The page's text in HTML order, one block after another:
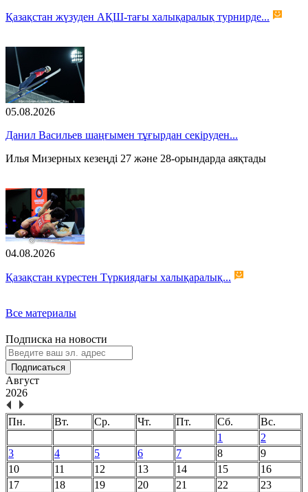
Қазақстан жүзуден АҚШ-тағы халықаралық турнирде...
05.08.2026
Данил Васильев шаңғымен тұғырдан секіруден...
Илья Мизерных кезеңді 27 және 28-орындарда аяқтады
04.08.2026
Қазақстан күрестен Түркиядағы халықаралық...
Все материалы
Подписка на новости
Подписаться
Август
2026
Пн. Вт. Ср. Чт. Пт. Сб.
Вс.
1
2
3
4 5 6 7 8
9
10
11 12 13 14 15
16
17
18 19 20 21 22
23